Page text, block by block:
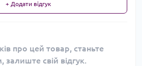
+ Додати відгук
про цей товар, станьте
свій відгук.